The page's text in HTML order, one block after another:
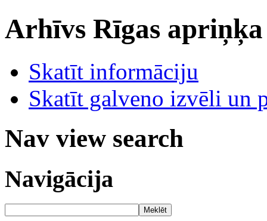
Arhīvs Rīgas
Skatīt informāciju
Skatīt galveno izvēli un
Nav view search
Navigācija
Meklēt